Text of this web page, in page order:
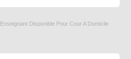
Enseignant Disponible Pour Cour A Domicile